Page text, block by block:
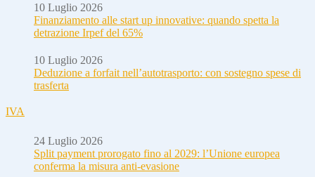
10 Luglio 2026
Finanziamento alle start up innovative: quando spetta la
detrazione Irpef del 65%
10 Luglio 2026
Deduzione a forfait nell’autotrasporto: con sostegno spese di
trasferta
IVA
24 Luglio 2026
Split payment prorogato fino al 2029: l’Unione europea
conferma la misura anti-evasione